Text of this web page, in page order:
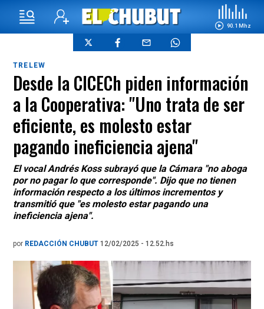
90.1 Mhz
TRELEW
Desde la CICECh piden información
a la Cooperativa: "Uno trata de ser
eficiente, es molesto estar
pagando ineficiencia ajena"
El vocal Andrés Koss subrayó que la Cámara "no aboga
por no pagar lo que corresponde". Dijo que no tienen
información respecto a los últimos incrementos y
transmitió que "es molesto estar pagando una
ineficiencia ajena".
por REDACCIÓN CHUBUT 12/02/2025 - 12.52.hs